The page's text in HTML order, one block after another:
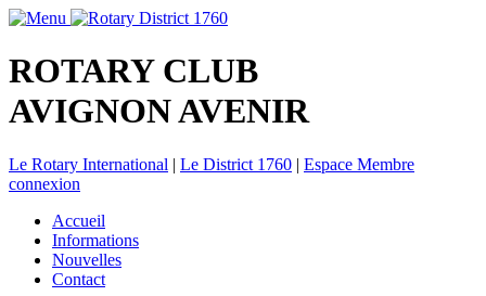
ROTARY CLUB
AVIGNON AVENIR
Le Rotary International | Le District 1760 | Espace Membre
connexion
Accueil
Informations
Nouvelles
Contact